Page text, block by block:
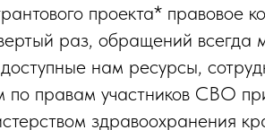
проекта* правовое
раз, обращений
нам ресурсы,
по правам участников СВО
здравоохранения